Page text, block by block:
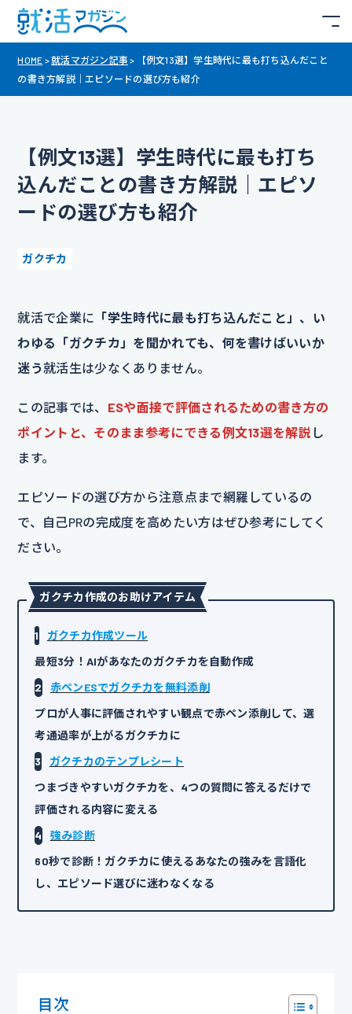
HOME >就活マガジン記事 >
【例文13選】学生時代に最も打ち込んだこと
の書き方解説｜エピソードの選び方も紹介
【例文13選】学生時代に最も打ち
込んだことの書き方解説｜エピソ
ードの選び方も紹介
ガクチカ
就活で企業に 「学生時代に最も打ち込んだこと」、い
わゆる「ガクチカ」を聞かれても、何を書けばいいか
迷う就活生は少なくありません。
この記事では、 ESや面接で評価されるための書き方の
ポイントと、そのまま参考にできる例文13選を解説 し
ます。
エピソードの選び方から注意点まで網羅しているの
で、自己PRの完成度を高めたい方はぜひ参考にしてく
ださい。
ガクチカ作成のお助けアイテム
1
ガクチカ作成ツール
最短3分！AIがあなたのガクチカを自動作成
2
赤ペンESでガクチカを無料添削
プロが人事に評価されやすい観点で赤ペン添削して、選
考通過率が上がるガクチカに
3
ガクチカのテンプレシート
つまづきやすいガクチカを、4つの質問に答えるだけで
評価される内容に変える
4
強み診断
60秒で診断！ガクチカに使えるあなたの強みを言語化
し、エピソード選びに迷わなくなる
目次